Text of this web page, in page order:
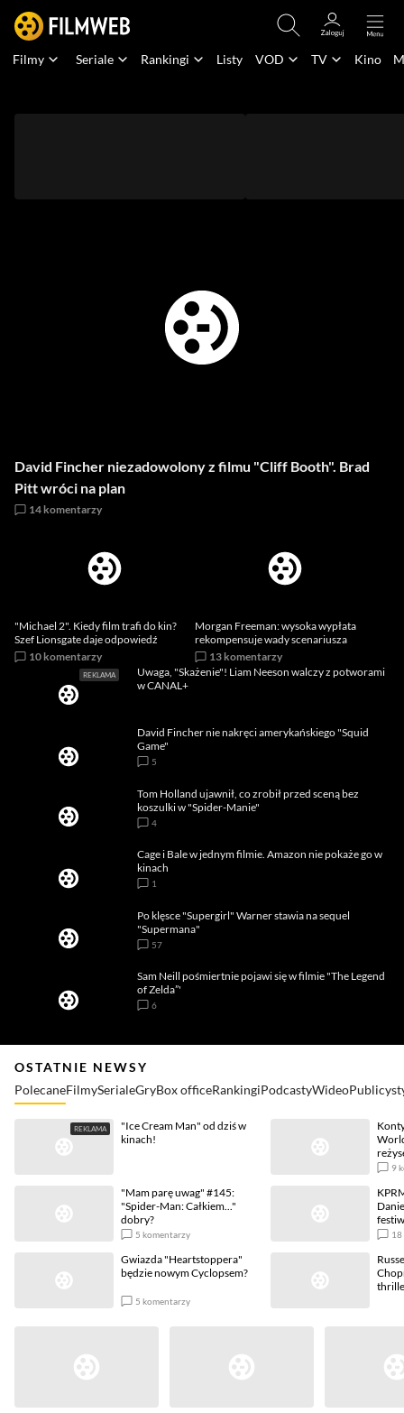
Filmy Seriale Rankingi Listy VOD TV Kino
David Fincher niezadowolony z filmu "Cliff Booth". Brad
Pitt wróci na plan
14komentarzy
"Michael 2". Kiedy film trafi do kin?
Szef Lionsgate daje odpowiedź
10komentarzy
Morgan Freeman: wysoka wypłata
rekompensuje wady scenariusza
13komentarzy
Uwaga, "Skażenie"! Liam Neeson walczy z potworami
w CANAL+
David Fincher nie nakręci amerykańskiego "Squid
Game"
5
Tom Holland ujawnił, co zrobił przed sceną bez
koszulki w "Spider-Manie"
4
Cage i Bale w jednym filmie. Amazon nie pokaże go w
kinach
1
Po klęsce "Supergirl" Warner stawia na sequel
"Supermana"
57
Sam Neill pośmiertnie pojawi się w filmie "The Legend
of Zelda”'
6
OSTATNIE NEWSY
PolecaneFilmySerialeGryBox officeRankingiPodcastyWideo
"Ice Cream Man" od dziś w
kinach!
9
"Mam parę uwag" #145:
"Spider-Man: Całkiem..."
dobry?
5 komentarzy 18
Gwiazda "Heartstoppera"
będzie nowym Cyclopsem?
5 komentarzy